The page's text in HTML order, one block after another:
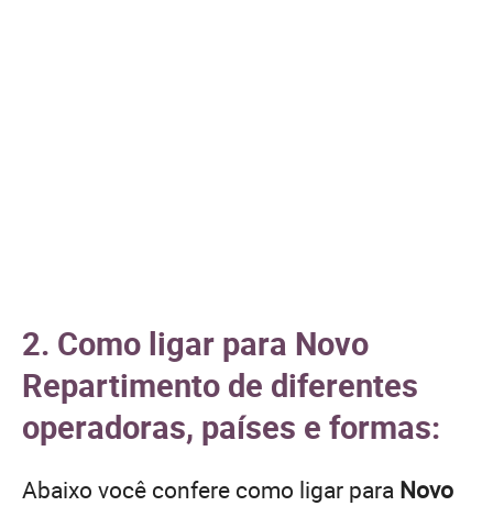
2. Como ligar para Novo
Repartimento de diferentes
operadoras, países e formas:
Abaixo você confere como ligar para Novo